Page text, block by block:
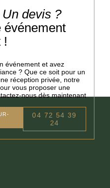
devis ?
événement
!
événement et avez
? Que ce soit pour un
réception privée, notre
vous proposer une
nous dès maintenant
04 72 54 39
24